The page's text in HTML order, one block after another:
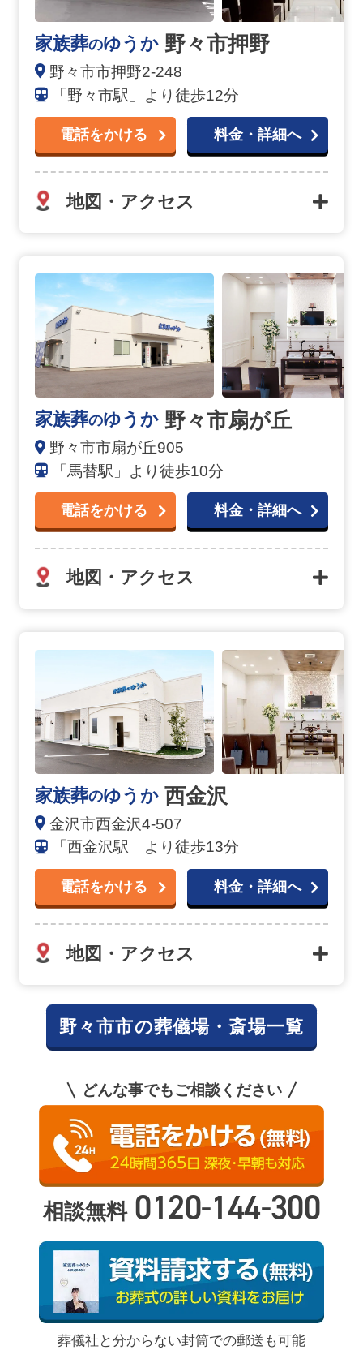
家族葬のゆうか 野々市押野
野々市市押野2-248
「野々市駅」より徒歩12分
電話をかける 料金・詳細へ
地図・アクセス
家族葬のゆうか 野々市扇が丘
野々市市扇が丘905
「馬替駅」より徒歩10分
電話をかける 料金・詳細へ
地図・アクセス
家族葬のゆうか 西金沢
金沢市西金沢4-507
「西金沢駅」より徒歩13分
電話をかける 料金・詳細へ
地図・アクセス
野々市市の葬儀場・斎場一覧
どんな事でもご相談ください
相談無料 0120-144-300
葬儀社と分からない封筒での郵送も可能